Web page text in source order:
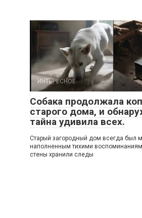
ИНТЕРЕСНОЕ
Собака продолжала
старого дома, и
тайна удивила всех.
Старый загородный дом всегда был
наполненным тихими
стены хранили следы